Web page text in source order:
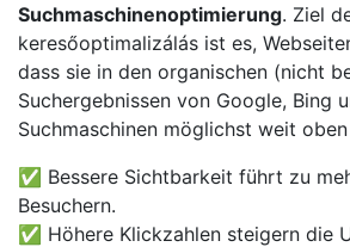
Suchmaschinenoptimierung. Ziel
keresőoptimalizálás ist es,
dass sie in den organischen (nicht
Suchergebnissen von Google, Bing
Suchmaschinen möglichst weit
✅ Bessere Sichtbarkeit führt zu
Besuchern.
✅ Höhere Klickzahlen steigern die